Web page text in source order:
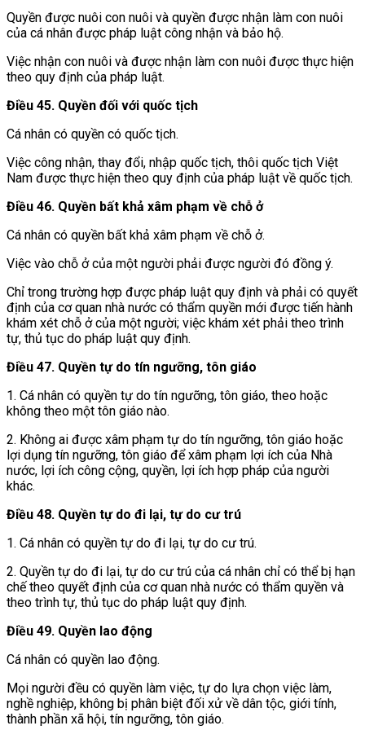
Quyền được nuôi con nuôi và quyền được nhận làm con nuôi
của cá nhân được pháp luật công nhận và bảo hộ.
Việc nhận con nuôi và được nhận làm con nuôi được thực hiện
theo quy định của pháp luật.
Điều 45. Quyền đối với quốc tịch
Cá nhân có quyền có quốc tịch.
Việc công nhận, thay đổi, nhập quốc tịch, thôi quốc tịch Việt
Nam được thực hiện theo quy định của pháp luật về quốc tịch.
Điều 46. Quyền bất khả xâm phạm về chỗ ở
Cá nhân có quyền bất khả xâm phạm về chỗ ở.
Việc vào chỗ ở của một người phải được người đó đồng ý.
Chỉ trong trường hợp được pháp luật quy định và phải có quyết
định của cơ quan nhà nước có thẩm quyền mới được tiến hành
khám xét chỗ ở của một người; việc khám xét phải theo trình
tự, thủ tục do pháp luật quy định.
Điều 47. Quyền tự do tín ngưỡng, tôn giáo
1. Cá nhân có quyền tự do tín ngưỡng, tôn giáo, theo hoặc
không theo một tôn giáo nào.
2. Không ai được xâm phạm tự do tín ngưỡng, tôn giáo hoặc
lợi dụng tín ngưỡng, tôn giáo để xâm phạm lợi ích của Nhà
nước, lợi ích công cộng, quyền, lợi ích hợp pháp của người
khác.
Điều 48. Quyền tự do đi lại, tự do cư trú
1. Cá nhân có quyền tự do đi lại, tự do cư trú.
2. Quyền tự do đi lại, tự do cư trú của cá nhân chỉ có thể bị hạn
chế theo quyết định của cơ quan nhà nước có thẩm quyền và
theo trình tự, thủ tục do pháp luật quy định.
Điều 49. Quyền lao động
Cá nhân có quyền lao động.
Mọi người đều có quyền làm việc, tự do lựa chọn việc làm,
nghề nghiệp, không bị phân biệt đối xử về dân tộc, giới tính,
thành phần xã hội, tín ngưỡng, tôn giáo.